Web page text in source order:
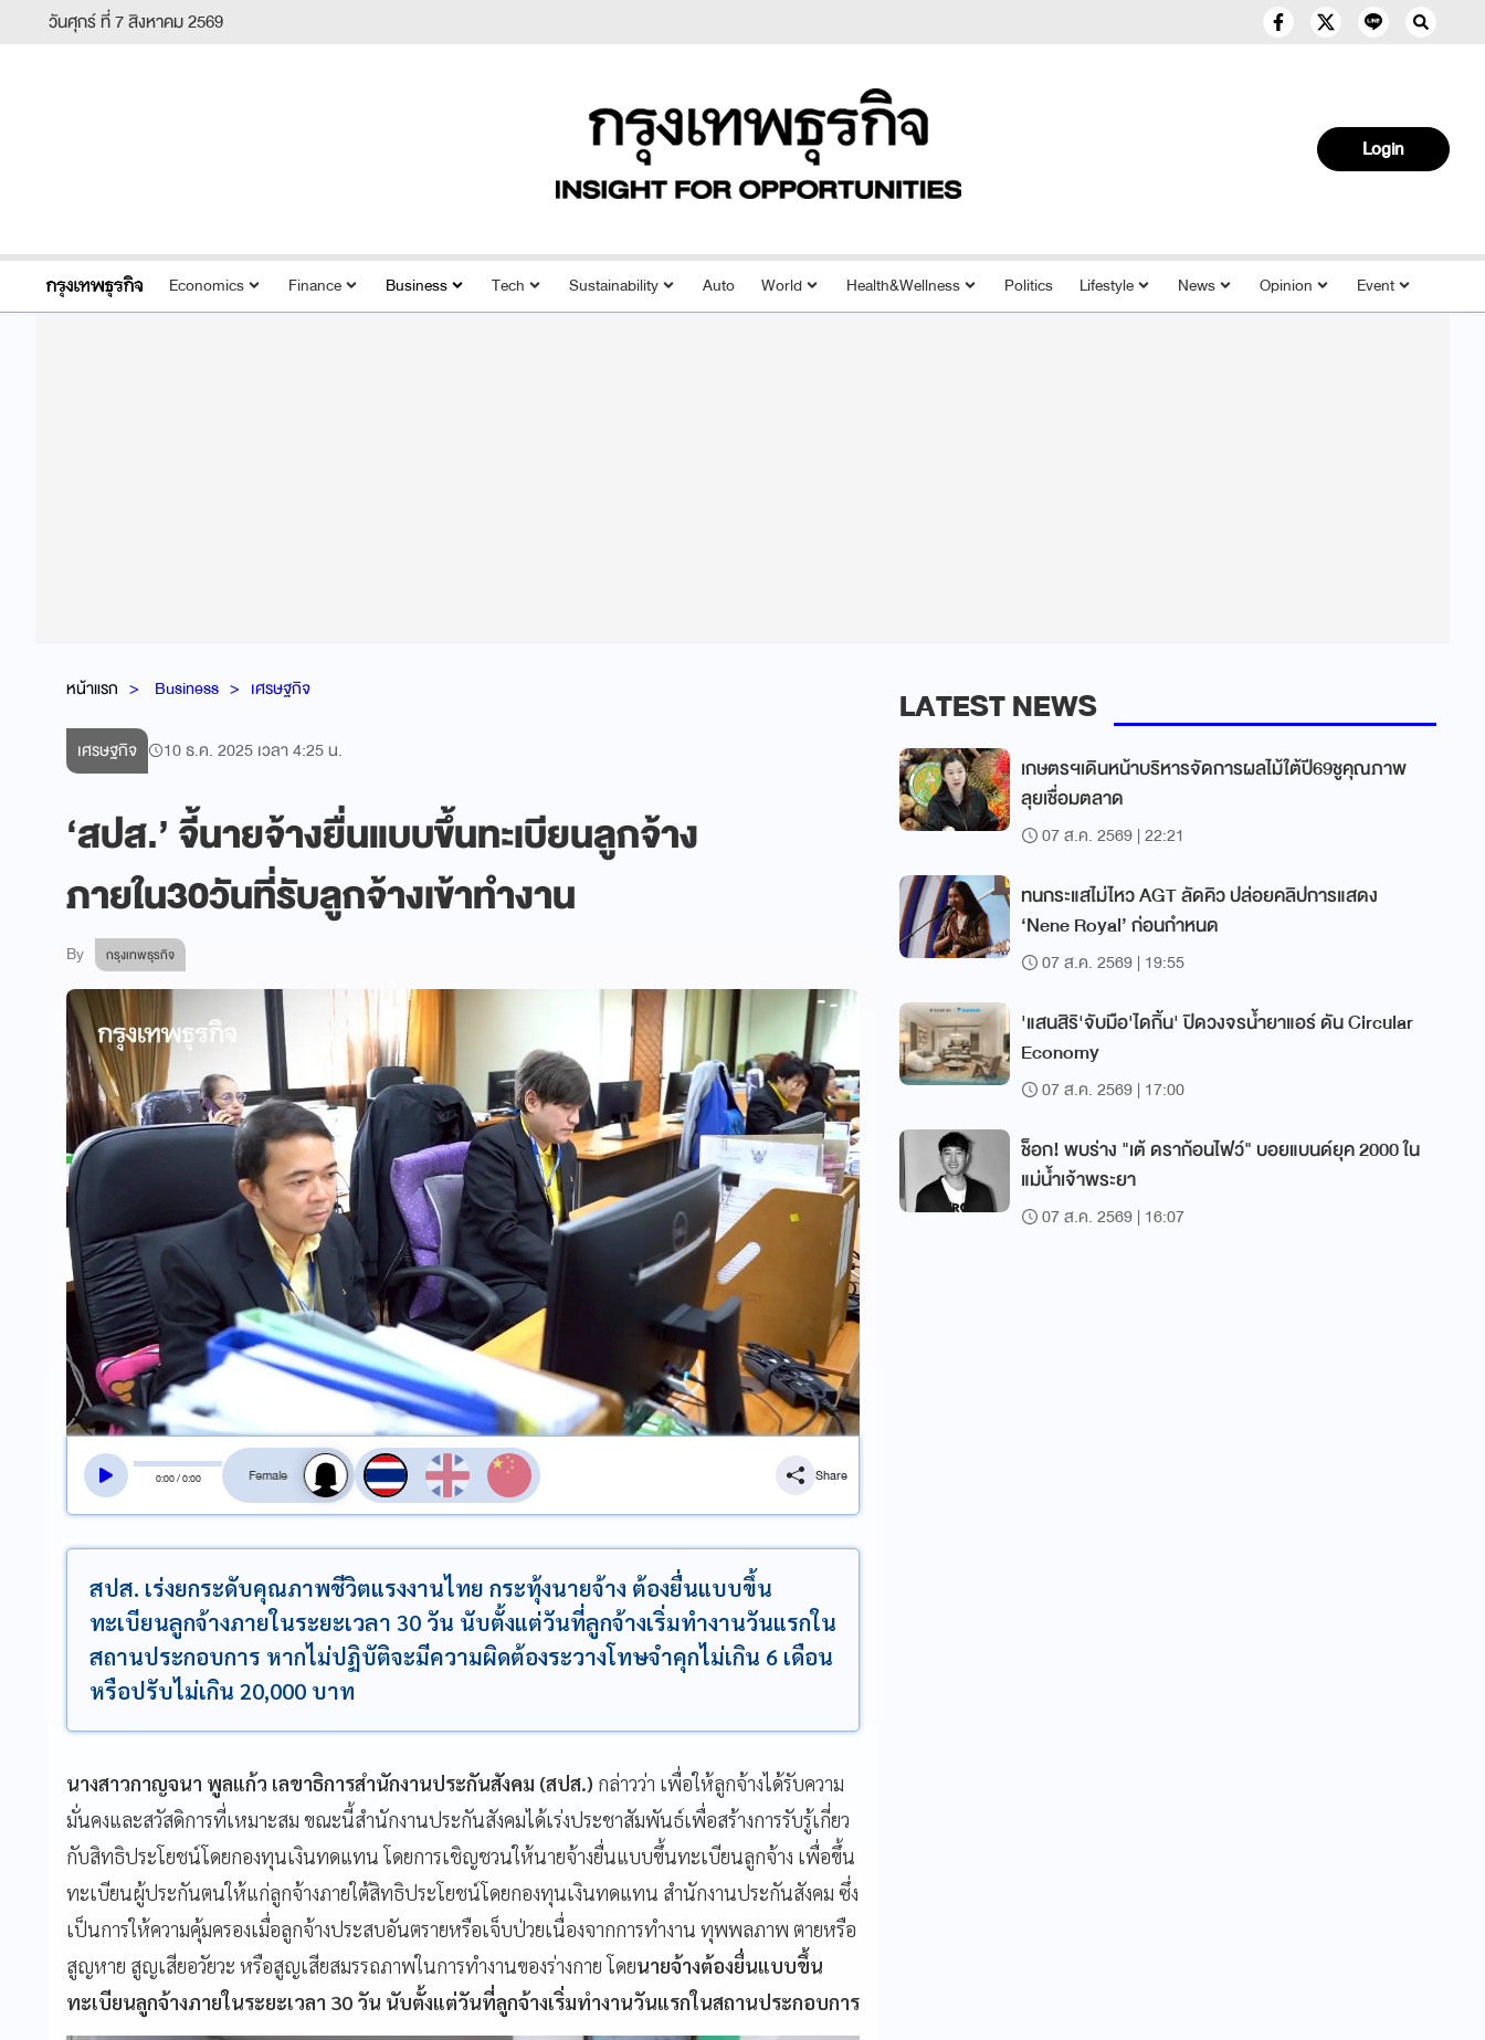
วันศุกร์ ที่ 7 สิงหาคม 2569
Login
Economics Finance Business Tech Sustainability Auto World Health&Wellness Politics Lifestyle News Opinion Event
หน้าแรก Business เศรษฐกิจ
เศรษฐกิจ 10 ธ.ค. 2025 เวลา 4:25 น.
‘สปส.’ จี้นายจ้างยื่นแบบขึ้นทะเบียนลูกจ้าง
ภายใน30วันที่รับลูกจ้างเข้าทำงาน
By กรุงเทพธุรกิจ
0:00/0:00
สลับเสียงอ่าน
Share
สปส. เร่งยกระดับคุณภาพชีวิตแรงงานไทย กระทุ้งนายจ้าง ต้องยื่นแบบขึ้น
ทะเบียนลูกจ้างภายในระยะเวลา 30 วัน นับตั้งแต่วันที่ลูกจ้างเริ่มทำงานวันแรกใน
สถานประกอบการ หากไม่ปฏิบัติจะมีความผิดต้องระวางโทษจำคุกไม่เกิน 6 เดือน
หรือปรับไม่เกิน 20,000 บาท
นางสาวกาญจนา พูลแก้ว เลขาธิการสำนักงานประกันสังคม (สปส.) กล่าวว่า เพื่อให้ลูกจ้างได้รับความ
มั่นคงและสวัสดิการที่เหมาะสม ขณะนี้สำนักงานประกันสังคมได้เร่งประชาสัมพันธ์เพื่อสร้างการรับรู้เกี่ยว
กับสิทธิประโยชน์โดยกองทุนเงินทดแทน โดยการเชิญชวนให้นายจ้างยื่นแบบขึ้นทะเบียนลูกจ้าง เพื่อขึ้น
ทะเบียนผู้ประกันตนให้แก่ลูกจ้างภายใต้สิทธิประโยชน์โดยกองทุนเงินทดแทน สำนักงานประกันสังคม ซึ่ง
เป็นการให้ความคุ้มครองเมื่อลูกจ้างประสบอันตรายหรือเจ็บป่วยเนื่องจากการทำงาน ทุพพลภาพ ตายหรือ
สูญหาย สูญเสียอวัยวะ หรือสูญเสียสมรรถภาพในการทำงานของร่างกาย โดยนายจ้างต้องยื่นแบบขึ้น
ทะเบียนลูกจ้างภายในระยะเวลา 30 วัน นับตั้งแต่วันที่ลูกจ้างเริ่มทำงานวันแรกในสถานประกอบการ
LATEST NEWS
เกษตรฯเดินหน้าบริหารจัดการผลไม้ใต้ปี69ชูคุณภาพ
ลุยเชื่อมตลาด
07 ส.ค. 2569 | 22:21
ทนกระแสไม่ไหว AGT ลัดคิว ปล่อยคลิปการแสดง
‘Nene Royal’ ก่อนกำหนด
07 ส.ค. 2569 | 19:55
'แสนสิริ'จับมือ'ไดกิ้น' ปิดวงจรน้ำยาแอร์ ดัน Circular
Economy
07 ส.ค. 2569 | 17:00
ช็อก! พบร่าง "เต้ ดราก้อนไฟว์" บอยแบนด์ยุค 2000 ใน
แม่น้ำเจ้าพระยา
07 ส.ค. 2569 | 16:07